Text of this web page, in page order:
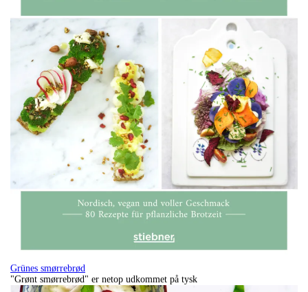
Grünes smørrebrød
"Grønt smørrebrød" er netop udkommet på tysk